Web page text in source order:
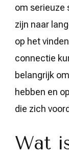
om serieuze
zijn naar
op het
connectie
belangrijk
hebben en
die zich
Wat